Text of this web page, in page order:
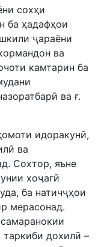
сохҳи
ба ҳадафҳои
ҷараёни
ва
камтарин ба
ва ғ.
идоракунӣ,
ва
Сохтор, яъне
хоҷагӣ
ба натичҷҳои
мерасонад.
дохилӣ –